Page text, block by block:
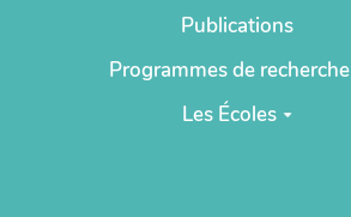
Publications
Programmes de recherche
Les Écoles